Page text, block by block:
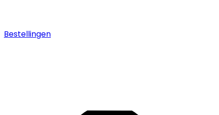
Bestellingen